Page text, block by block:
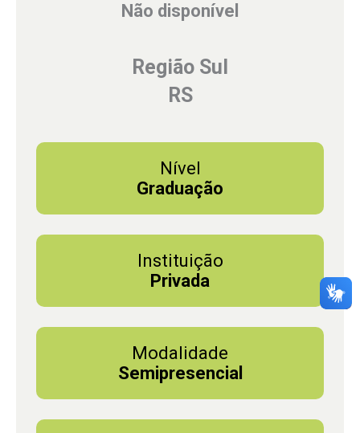
Não disponível
Região Sul
RS
Nível
Graduação
Instituição
Privada
Modalidade
Semipresencial